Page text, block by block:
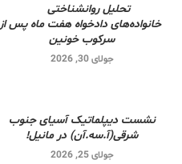
تحلیل روانشناختی
خانواده‌های دادخواه هفت ماه پس از
سرکوب خونین
جولای 30, 2026
نشست دیپلماتیک آسیای جنوب
شرقی‌(آ.سه.آن) در مانیل!
جولای 25, 2026